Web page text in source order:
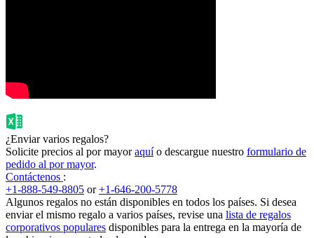
¿Enviar varios regalos?
Solicite precios al por mayoraquío descargue nuestro formulario de
pedido al por mayor.
Contáctenos :
+1-888-549-8805 or+1-646-200-5778
Algunos regalos no están disponibles en todos los países. Si desea
enviar el mismo regalo a varios países, revise una lista de regalos
corporativos populares disponibles para la entrega en la mayoría de